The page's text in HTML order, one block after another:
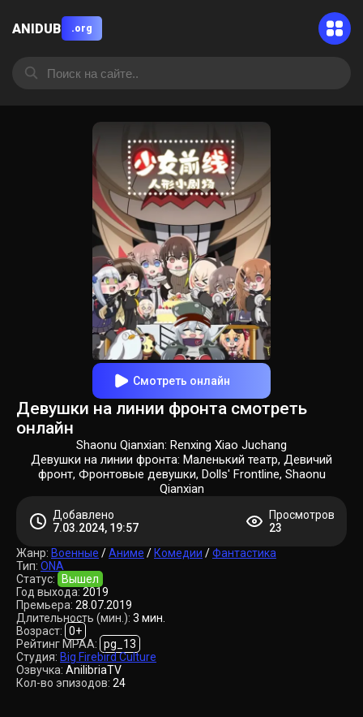
ANIDUB .org
Смотреть онлайн
Девушки на линии фронта смотреть
онлайн
Shaonu Qianxian: Renxing Xiao Juchang
Девушки на линии фронта: Маленький театр, Девичий
фронт, Фронтовые девушки, Dolls' Frontline, Shaonu
Qianxian
Добавлено
7.03.2024, 19:57
Просмотров
23
Жанр: Военные /Аниме / Комедии /Фантастика
Тип: ONA
Статус:
Вышел
Год выхода: 2019
Премьера: 28.07.2019
Длительность (мин.): 3 мин.
Возраст: 0+
Рейтинг MPAA: pg_13
Студия: Big Firebird Culture
Озвучка: AnilibriaTV
Кол-во эпизодов: 24